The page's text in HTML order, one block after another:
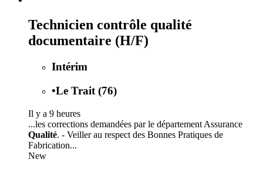
Technicien contrôle qualité
documentaire (H/F)
Intérim
•Le Trait (76)
Il y a 9 heures
...les corrections demandées par le département Assurance
Qualité. - Veiller au respect des Bonnes Pratiques de
Fabrication...
New